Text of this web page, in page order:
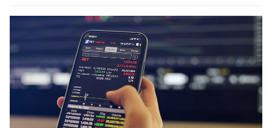
flessibilità e rendimento. Come funzionano […]